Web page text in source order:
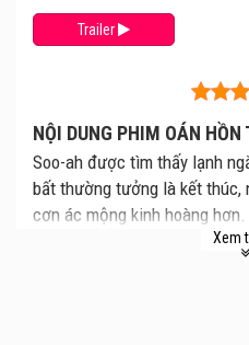
NỘI DUNG PHIM OÁN HỒN
Soo-ah được tìm thấy lạnh
bất thường tưởng là kết thúc,
cơn ác mộng kinh hoàng
giam cầm trong chiếc vali trở
Xem
Trailer